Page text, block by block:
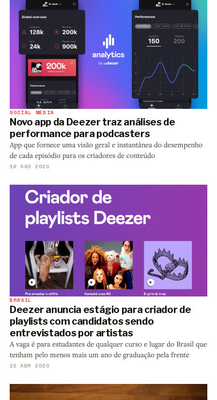
SOCIAL MEDIA
Novo app da Deezer traz análises de
performance para podcasters
App que fornece uma visão geral e instantânea do desempenho
de cada episódio para os criadores de conteúdo
18 AGO 2020
BRASIL
Deezer anuncia estágio para criador de
playlists com candidatos sendo
entrevistados por artistas
A vaga é para estudantes de qualquer curso e lugar do Brasil que
tenham pelo menos mais um ano de graduação pela frente
22 ABR 2020